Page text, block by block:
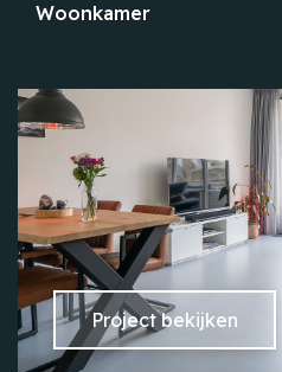
Woonkamer
Project bekijken